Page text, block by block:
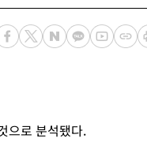
으로 분석됐다.